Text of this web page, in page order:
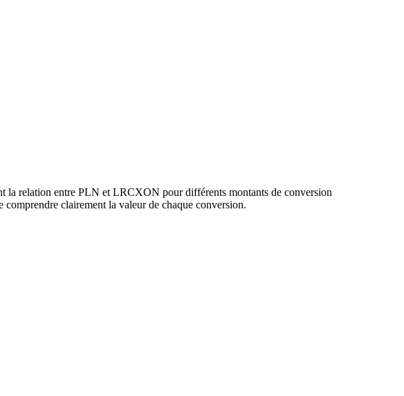
la relation entre PLN et LRCXON pour différents montants de conversion
clairement la valeur de chaque conversion.